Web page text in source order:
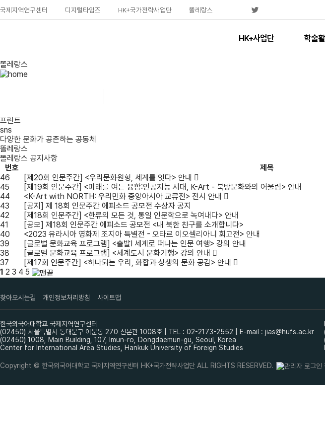
국제지역연구센터 디지털타임즈 HK+국가전략사업단 똘레랑스
HK+사업단 학술
똘레랑스
프린트
sns
다양한 문화가 공존하는 공동체
똘레랑스
똘레랑스 공지사항
번호
제목
46
[제20회 인문주간] <우리문화원형, 세계를 잇다> 안내
45
[제19회 인문주간] <미래를 여는 융합:인공지능 시대, K-Art - 북방문화와의 어울림> 안내
44
<K-Art with NORTH: 우리민화 중앙아시아 교류전> 전시 안내
43
[공지] 제 18회 인문주간 에피소드 공모전 수상자 공지
42
[제18회 인문주간] <한류의 모든 것, 통일 인문학으로 녹여내다> 안내
41
[공모] 제18회 인문주간 에피소드 공모전 <내 북한 친구를 소개합니다>
40
<2023 유라시아 영화제 조지아 특별전 - 오타르 이오셀리아니 회고전> 안내
39
[글로벌 문화교육 프로그램] <출발! 세계로 떠나는 인문 여행> 강의 안내
38
[글로벌 문화교육 프로그램] <세계도시 문화기행> 강의 안내
37
[제17회 인문주간] <하나되는 우리, 화합과 상생의 문화 공감> 안내
1 2 3 4 5
찾아오시는길 개인정보처리방침 사이트맵
한국외국어대학교 국제지역연구센터
(02450) 서울특별시 동대문구 이문동 270 신본관 1008호 | TEL : 02-2173-2552 | E-mail : jias@hufs.ac.kr
(02450) 1008, Main Building, 107, Imun-ro, Dongdaemun-gu, Seoul, Korea
Center for International Area Studies, Hankuk University of Foreign Studies
Copyright © 한국외국어대학교 국제지역연구센터 HK+국가전략사업단 ALL RIGHTS RESERVED.